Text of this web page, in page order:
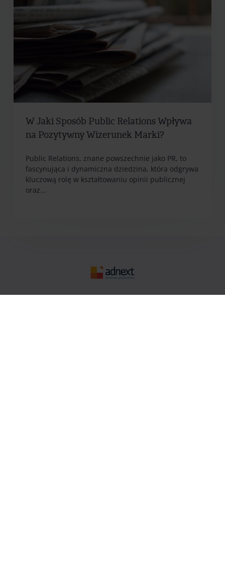
W Jaki Sposób Public Relations Wpływa
na Pozytywny Wizerunek Marki?
Public Relations, znane powszechnie jako PR, to
fascynująca i dynamiczna dziedzina, która odgrywa
kluczową rolę w kształtowaniu opinii publicznej
oraz...